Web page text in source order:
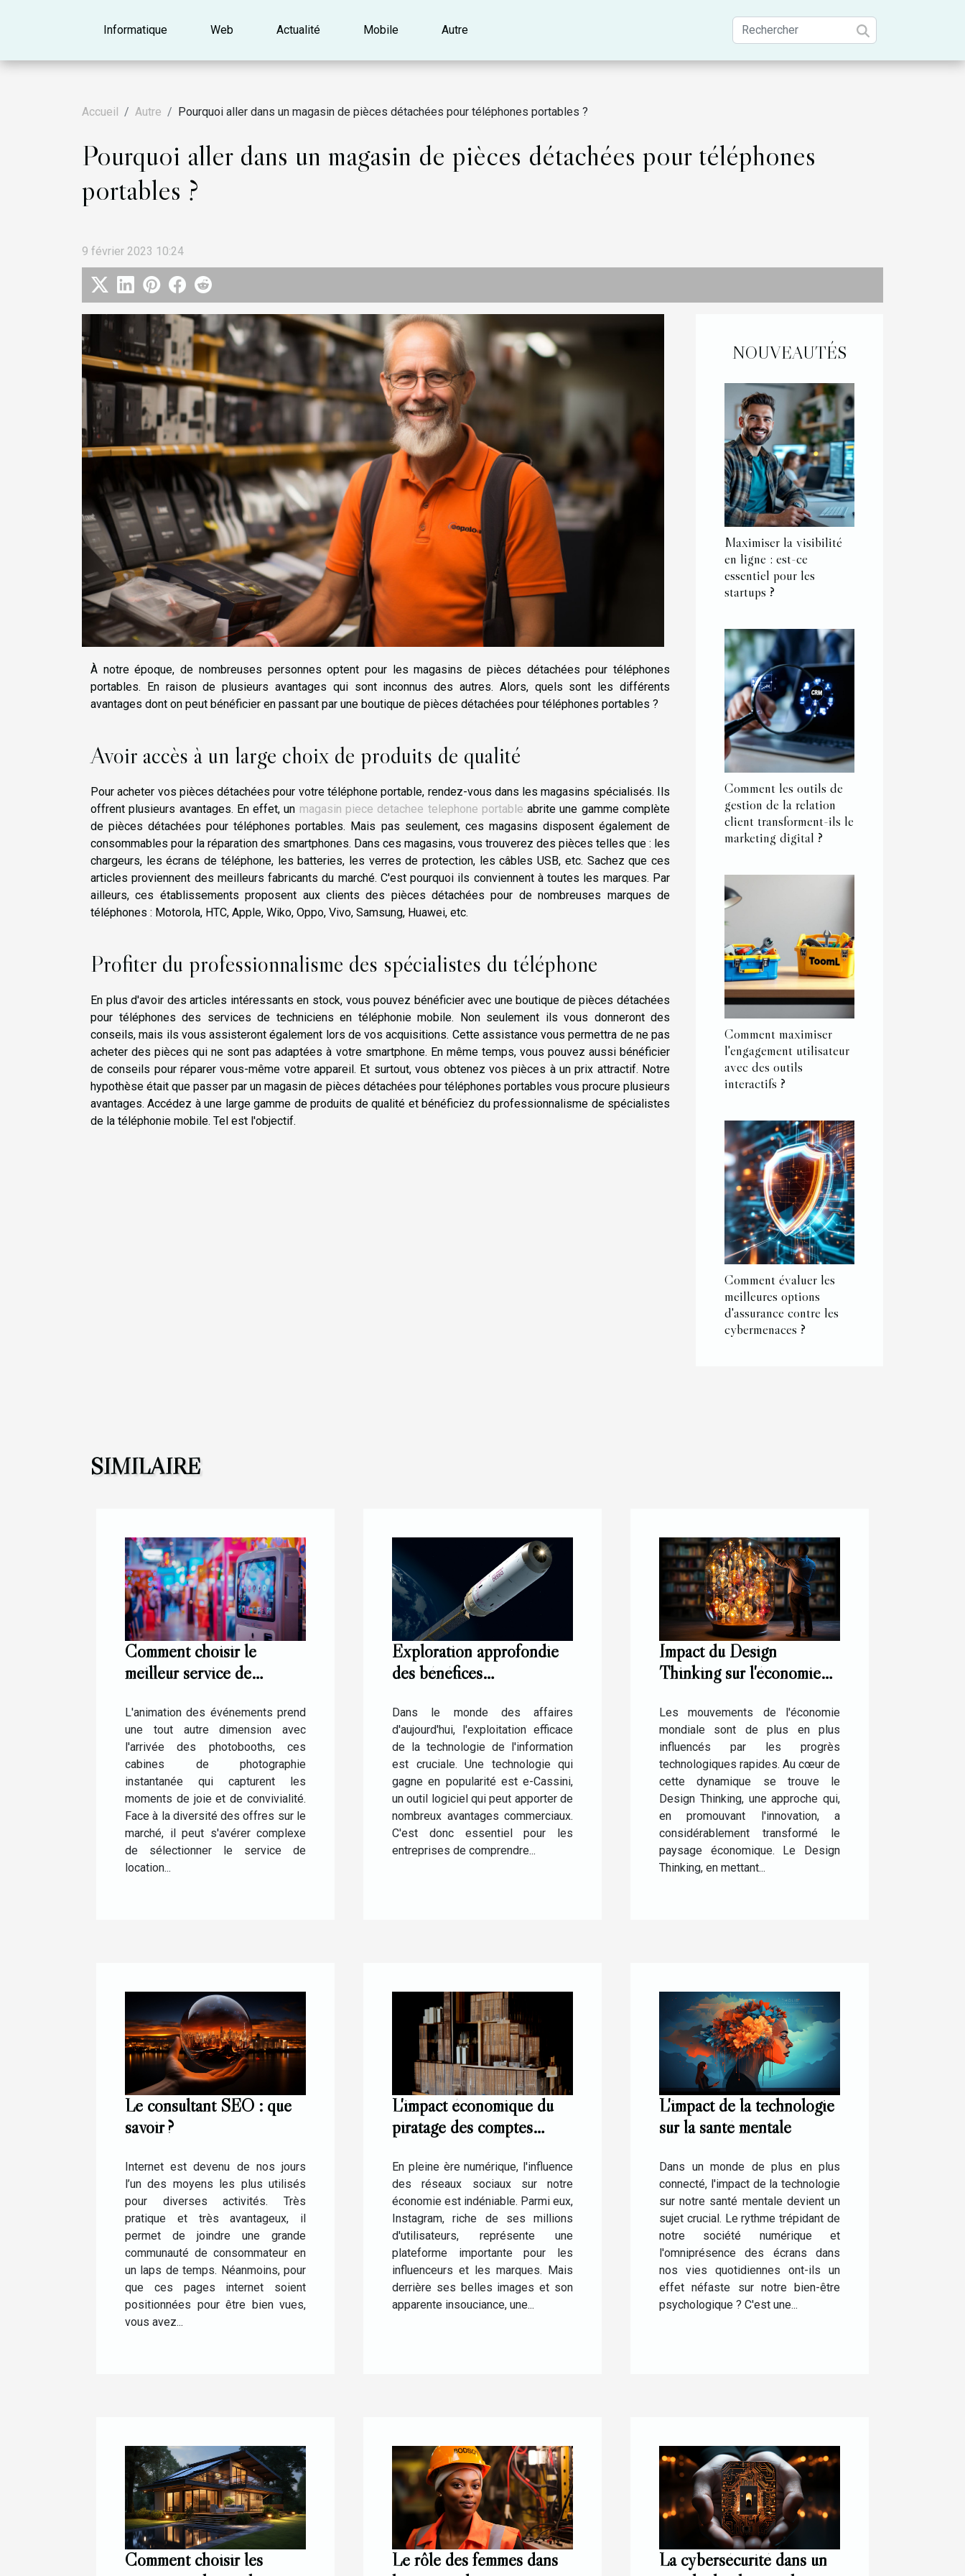
Informatique Web Actualité Mobile Autre
Accueil Autre Pourquoi aller dans un magasin de pièces détachées pour téléphones portables ?
Pourquoi aller dans un magasin de pièces détachées pour téléphones
portables ?
9 février 2023 10:24
À notre époque, de nombreuses personnes optent pour les magasins de pièces détachées pour téléphones
portables. En raison de plusieurs avantages qui sont inconnus des autres. Alors, quels sont les différents
avantages dont on peut bénéficier en passant par une boutique de pièces détachées pour téléphones portables ?
Avoir accès à un large choix de produits de qualité
Pour acheter vos pièces détachées pour votre téléphone portable, rendez-vous dans les magasins spécialisés. Ils
offrent plusieurs avantages. En effet, un magasin piece detachee telephone portable abrite une gamme complète
de pièces détachées pour téléphones portables. Mais pas seulement, ces magasins disposent également de
consommables pour la réparation des smartphones. Dans ces magasins, vous trouverez des pièces telles que : les
chargeurs, les écrans de téléphone, les batteries, les verres de protection, les câbles USB, etc. Sachez que ces
articles proviennent des meilleurs fabricants du marché. C'est pourquoi ils conviennent à toutes les marques. Par
ailleurs, ces établissements proposent aux clients des pièces détachées pour de nombreuses marques de
téléphones : Motorola, HTC, Apple, Wiko, Oppo, Vivo, Samsung, Huawei, etc.
Profiter du professionnalisme des spécialistes du téléphone
En plus d'avoir des articles intéressants en stock, vous pouvez bénéficier avec une boutique de pièces détachées
pour téléphones des services de techniciens en téléphonie mobile. Non seulement ils vous donneront des
conseils, mais ils vous assisteront également lors de vos acquisitions. Cette assistance vous permettra de ne pas
acheter des pièces qui ne sont pas adaptées à votre smartphone. En même temps, vous pouvez aussi bénéficier
de conseils pour réparer vous-même votre appareil. Et surtout, vous obtenez vos pièces à un prix attractif. Notre
hypothèse était que passer par un magasin de pièces détachées pour téléphones portables vous procure plusieurs
avantages. Accédez à une large gamme de produits de qualité et bénéficiez du professionnalisme de spécialistes
de la téléphonie mobile. Tel est l'objectif.
NOUVEAUTÉS
Maximiser la visibilité
en ligne : est-ce
essentiel pour les
startups ?
Comment les outils de
gestion de la relation
client transforment-ils le
marketing digital ?
Comment maximiser
l'engagement utilisateur
avec des outils
interactifs ?
Comment évaluer les
meilleures options
d'assurance contre les
cybermenaces ?
SIMILAIRE
Comment choisir le
meilleur service de
pour vos événements
L'animation des événements prend
une tout autre dimension avec
l'arrivée des photobooths, ces
cabines de photographie
instantanée qui capturent les
moments de joie et de convivialité.
Face à la diversité des offres sur le
marché, il peut s'avérer complexe
de sélectionner le service de
location...
Exploration approfondie
des bénéfices
l'utilisation de e-Cassini
Dans le monde des affaires
d'aujourd'hui, l'exploitation efficace
de la technologie de l'information
est cruciale. Une technologie qui
gagne en popularité est e-Cassini,
un outil logiciel qui peut apporter de
nombreux avantages commerciaux.
C'est donc essentiel pour les
entreprises de comprendre...
Impact du Design
Thinking sur l'économie
technologique
Les mouvements de l'économie
mondiale sont de plus en plus
influencés par les progrès
technologiques rapides. Au cœur de
cette dynamique se trouve le
Design Thinking, une approche qui,
en promouvant l'innovation, a
considérablement transformé le
paysage économique. Le Design
Thinking, en mettant...
Le consultant SEO : que
savoir ?
Internet est devenu de nos jours
l’un des moyens les plus utilisés
pour diverses activités. Très
pratique et très avantageux, il
permet de joindre une grande
communauté de consommateur en
un laps de temps. Néanmoins, pour
que ces pages internet soient
positionnées pour être bien vues,
vous avez...
L'impact économique du
piratage des comptes
influenceurs
En pleine ère numérique, l'influence
des réseaux sociaux sur notre
économie est indéniable. Parmi eux,
Instagram, riche de ses millions
d'utilisateurs, représente une
plateforme importante pour les
influenceurs et les marques. Mais
derrière ses belles images et son
apparente insouciance, une...
L'impact de la technologie
sur la santé mentale
Dans un monde de plus en plus
connecté, l'impact de la technologie
sur notre santé mentale devient un
sujet crucial. Le rythme trépidant de
notre société numérique et
l'omniprésence des écrans dans
nos vies quotidiennes ont-ils un
effet néfaste sur notre bien-être
psychologique ? C'est une...
Comment choisir les
Le rôle des femmes dans
La cybersécurité dans un